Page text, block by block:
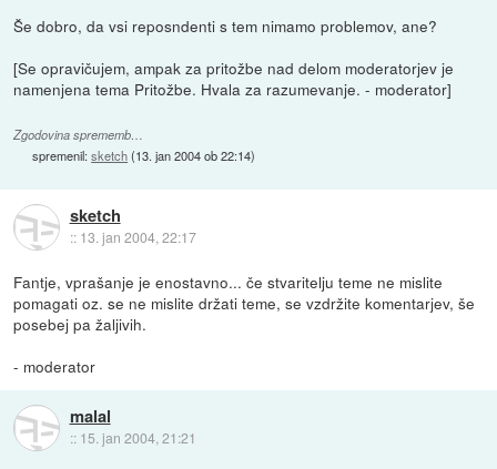
Še dobro, da vsi reposndenti s tem nimamo problemov, ane?
[Se opravičujem, ampak za pritožbe nad delom moderatorjev je
namenjena tema Pritožbe. Hvala za razumevanje. - moderator]
Zgodovina sprememb…
spremenil:sketch(13. jan 2004 ob 22:14)
sketch
:: 13. jan 2004, 22:17
Fantje, vprašanje je enostavno... če stvaritelju teme ne mislite
pomagati oz. se ne mislite držati teme, se vzdržite komentarjev, še
posebej pa žaljivih.
- moderator
malal
:: 15. jan 2004, 21:21